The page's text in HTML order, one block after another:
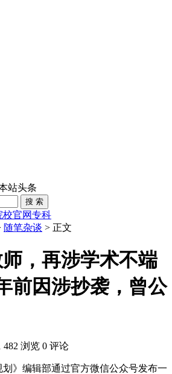
站头条
校官网专科
随笔杂谈 > 正文
，再涉学术不端
前因涉抄袭，曾公
482 浏览 0 评论
》编辑部通过官方微信公众号发布一